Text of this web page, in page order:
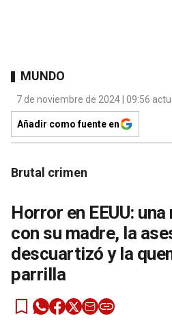
MUNDO
7 de noviembre de 2024 | 09:56
Añadir como fuente en
Brutal crimen
Horror en EEUU:
con su madre, la
descuartizó y la
parrilla